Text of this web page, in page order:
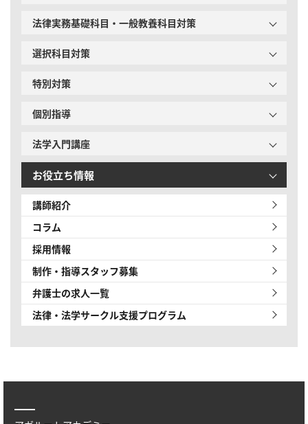
法律実務基礎科目・一般教養科目対策
選択科目対策
特別対策
個別指導
法学入門講座
お役立ち情報
講師紹介
コラム
採用情報
制作・指導スタッフ募集
弁護士の求人一覧
法律・法学サークル支援プログラム